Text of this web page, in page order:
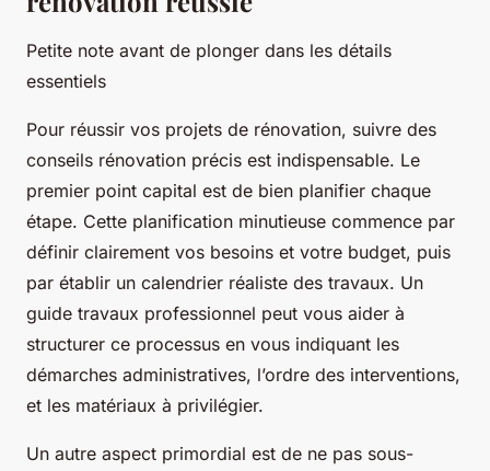
Petite note avant de plonger dans les détails
essentiels
Pour réussir vos projets de rénovation, suivre des
conseils rénovation précis est indispensable. Le
premier point capital est de bien planifier chaque
étape. Cette planification minutieuse commence par
définir clairement vos besoins et votre budget, puis
par établir un calendrier réaliste des travaux. Un
guide travaux professionnel peut vous aider à
structurer ce processus en vous indiquant les
démarches administratives, l’ordre des interventions,
et les matériaux à privilégier.
Un autre aspect primordial est de ne pas sous-